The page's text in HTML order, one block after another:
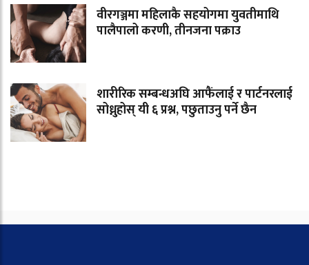
वीरगञ्जमा महिलाकै सहयोगमा युवतीमाथि
पालैपालो करणी, तीनजना पक्राउ
शारीरिक सम्बन्धअघि आफैंलाई र पार्टनरलाई
सोध्नुहोस् यी ६ प्रश्न, पछुताउनु पर्ने छैन